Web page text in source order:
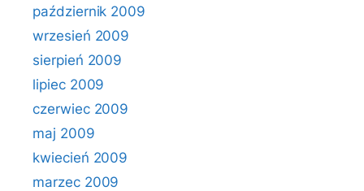
październik 2009
wrzesień 2009
sierpień 2009
lipiec 2009
czerwiec 2009
maj 2009
kwiecień 2009
marzec 2009